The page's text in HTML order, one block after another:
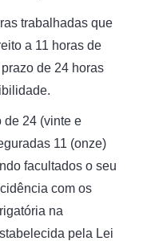
trabalhadas que
a 11 horas de
de 24 horas
de 24 (vinte e
11 (onze)
facultados o seu
com os
na
pela Lei